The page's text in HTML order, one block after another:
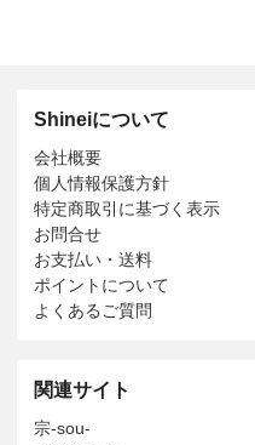
Shineiについて
会社概要
個人情報保護方針
特定商取引に基づく表示
お問合せ
お支払い・送料
ポイントについて
よくあるご質問
関連サイト
宗-sou-